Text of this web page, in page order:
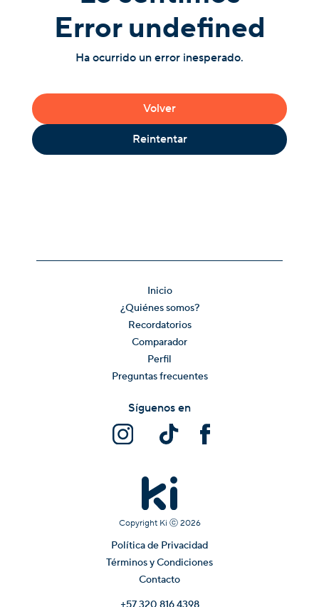
Error undefined
Ha ocurrido un error inesperado.
Volver
Reintentar
Inicio
¿Quiénes somos?
Recordatorios
Comparador
Perfil
Preguntas frecuentes
Copyright Ki ⓒ 2026
Política de Privacidad
Términos y Condiciones
Contacto
Síguenos en